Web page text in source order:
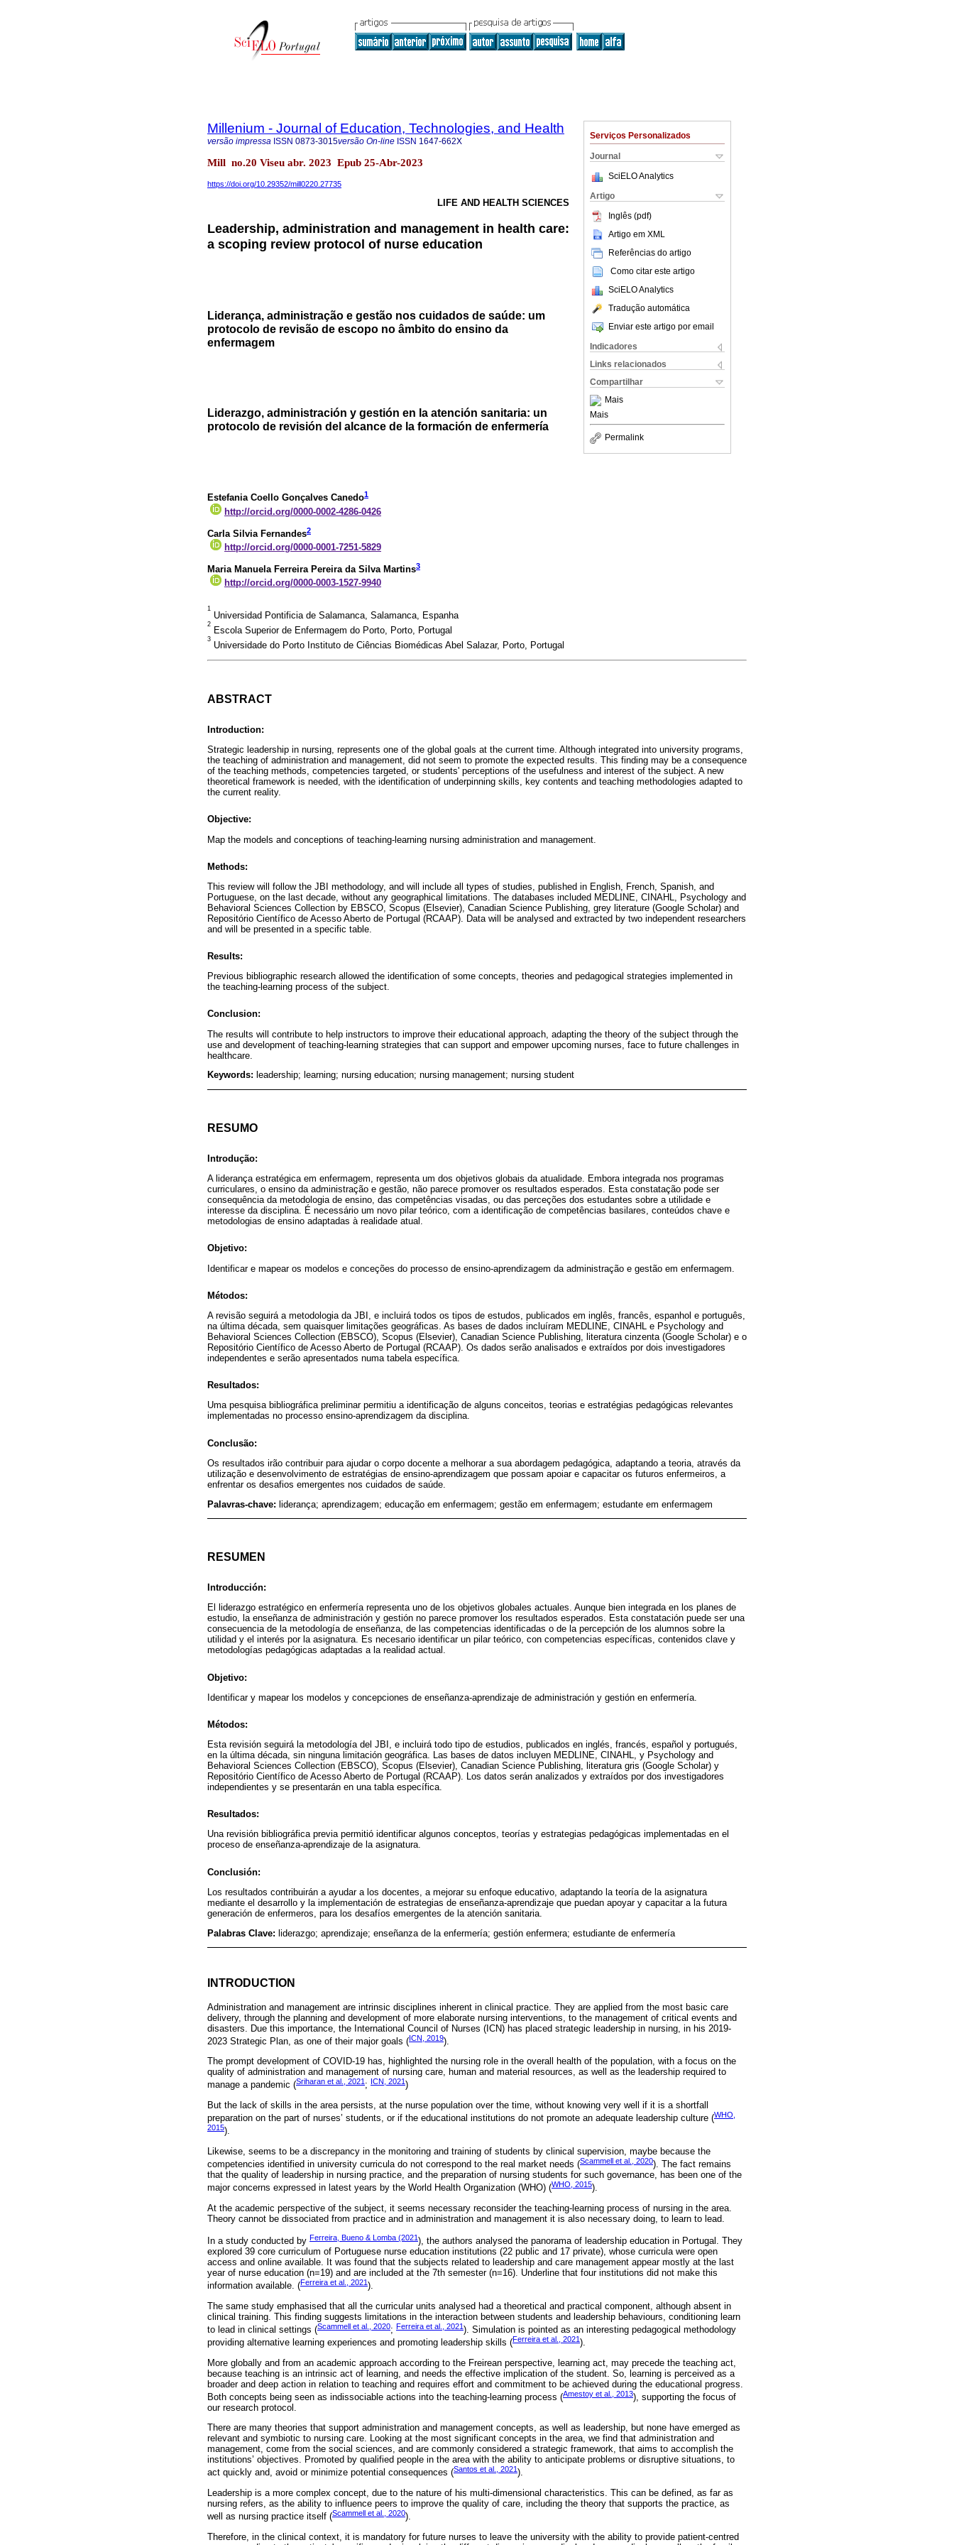
Serviços Personalizados
Journal
SciELO Analytics
Artigo
Inglês (pdf)
Artigo em XML
Referências do artigo
Como citar este artigo
SciELO Analytics
Tradução automática
Enviar este artigo por email
Indicadores
Links relacionados
Compartilhar
Mais
Mais
Permalink
Millenium - Journal of Education, Technologies, and Health
versão impressa ISSN 0873-3015versão On-line ISSN 1647-662X
Mill no.20 Viseu abr. 2023 Epub 25-Abr-2023
https://doi.org/10.29352/mill0220.27735
LIFE AND HEALTH SCIENCES
Leadership, administration and management in health care:
a scoping review protocol of nurse education
Liderança, administração e gestão nos cuidados de saúde: um
protocolo de revisão de escopo no âmbito do ensino da
enfermagem
Liderazgo, administración y gestión en la atención sanitaria: un
protocolo de revisión del alcance de la formación de enfermería
Estefania Coello Gonçalves Canedo1
http://orcid.org/0000-0002-4286-0426
Carla Silvia Fernandes2
http://orcid.org/0000-0001-7251-5829
Maria Manuela Ferreira Pereira da Silva Martins3
http://orcid.org/0000-0003-1527-9940
1
Universidad Pontificia de Salamanca, Salamanca, Espanha
2
Escola Superior de Enfermagem do Porto, Porto, Portugal
3
Universidade do Porto Instituto de Ciências Biomédicas Abel Salazar, Porto, Portugal
ABSTRACT
Introduction:
Strategic leadership in nursing, represents one of the global goals at the current time. Although integrated into university programs,
the teaching of administration and management, did not seem to promote the expected results. This finding may be a consequence
of the teaching methods, competencies targeted, or students' perceptions of the usefulness and interest of the subject. A new
theoretical framework is needed, with the identification of underpinning skills, key contents and teaching methodologies adapted to
the current reality.
Objective:
Map the models and conceptions of teaching-learning nursing administration and management.
Methods:
This review will follow the JBI methodology, and will include all types of studies, published in English, French, Spanish, and
Portuguese, on the last decade, without any geographical limitations. The databases included MEDLINE, CINAHL, Psychology and
Behavioral Sciences Collection by EBSCO, Scopus (Elsevier), Canadian Science Publishing, grey literature (Google Scholar) and
Repositório Científico de Acesso Aberto de Portugal (RCAAP). Data will be analysed and extracted by two independent researchers
and will be presented in a specific table.
Results:
Previous bibliographic research allowed the identification of some concepts, theories and pedagogical strategies implemented in
the teaching-learning process of the subject.
Conclusion:
The results will contribute to help instructors to improve their educational approach, adapting the theory of the subject through the
use and development of teaching-learning strategies that can support and empower upcoming nurses, face to future challenges in
healthcare.
Keywords: leadership; learning; nursing education; nursing management; nursing student
RESUMO
Introdução:
A liderança estratégica em enfermagem, representa um dos objetivos globais da atualidade. Embora integrada nos programas
curriculares, o ensino da administração e gestão, não parece promover os resultados esperados. Esta constatação pode ser
consequência da metodologia de ensino, das competências visadas, ou das perceções dos estudantes sobre a utilidade e
interesse da disciplina. É necessário um novo pilar teórico, com a identificação de competências basilares, conteúdos chave e
metodologias de ensino adaptadas à realidade atual.
Objetivo:
Identificar e mapear os modelos e conceções do processo de ensino-aprendizagem da administração e gestão em enfermagem.
Métodos:
A revisão seguirá a metodologia da JBI, e incluirá todos os tipos de estudos, publicados em inglês, francês, espanhol e português,
na última década, sem quaisquer limitações geográficas. As bases de dados incluíram MEDLINE, CINAHL e Psychology and
Behavioral Sciences Collection (EBSCO), Scopus (Elsevier), Canadian Science Publishing, literatura cinzenta (Google Scholar) e o
Repositório Científico de Acesso Aberto de Portugal (RCAAP). Os dados serão analisados e extraídos por dois investigadores
independentes e serão apresentados numa tabela específica.
Resultados:
Uma pesquisa bibliográfica preliminar permitiu a identificação de alguns conceitos, teorias e estratégias pedagógicas relevantes
implementadas no processo ensino-aprendizagem da disciplina.
Conclusão:
Os resultados irão contribuir para ajudar o corpo docente a melhorar a sua abordagem pedagógica, adaptando a teoria, através da
utilização e desenvolvimento de estratégias de ensino-aprendizagem que possam apoiar e capacitar os futuros enfermeiros, a
enfrentar os desafios emergentes nos cuidados de saúde.
Palavras-chave: liderança; aprendizagem; educação em enfermagem; gestão em enfermagem; estudante em enfermagem
RESUMEN
Introducción:
El liderazgo estratégico en enfermería representa uno de los objetivos globales actuales. Aunque bien integrada en los planes de
estudio, la enseñanza de administración y gestión no parece promover los resultados esperados. Esta constatación puede ser una
consecuencia de la metodología de enseñanza, de las competencias identificadas o de la percepción de los alumnos sobre la
utilidad y el interés por la asignatura. Es necesario identificar un pilar teórico, con competencias específicas, contenidos clave y
metodologías pedagógicas adaptadas a la realidad actual.
Objetivo:
Identificar y mapear los modelos y concepciones de enseñanza-aprendizaje de administración y gestión en enfermería.
Métodos:
Esta revisión seguirá la metodología del JBI, e incluirá todo tipo de estudios, publicados en inglés, francés, español y portugués,
en la última década, sin ninguna limitación geográfica. Las bases de datos incluyen MEDLINE, CINAHL, y Psychology and
Behavioral Sciences Collection (EBSCO), Scopus (Elsevier), Canadian Science Publishing, literatura gris (Google Scholar) y
Repositório Científico de Acesso Aberto de Portugal (RCAAP). Los datos serán analizados y extraídos por dos investigadores
independientes y se presentarán en una tabla específica.
Resultados:
Una revisión bibliográfica previa permitió identificar algunos conceptos, teorías y estrategias pedagógicas implementadas en el
proceso de enseñanza-aprendizaje de la asignatura.
Conclusión:
Los resultados contribuirán a ayudar a los docentes, a mejorar su enfoque educativo, adaptando la teoría de la asignatura
mediante el desarrollo y la implementación de estrategias de enseñanza-aprendizaje que puedan apoyar y capacitar a la futura
generación de enfermeros, para los desafíos emergentes de la atención sanitaria.
Palabras Clave: liderazgo; aprendizaje; enseñanza de la enfermería; gestión enfermera; estudiante de enfermería
INTRODUCTION
Administration and management are intrinsic disciplines inherent in clinical practice. They are applied from the most basic care
delivery, through the planning and development of more elaborate nursing interventions, to the management of critical events and
disasters. Due this importance, the International Council of Nurses (ICN) has placed strategic leadership in nursing, in his 2019-
2023 Strategic Plan, as one of their major goals (ICN, 2019).
The prompt development of COVID-19 has, highlighted the nursing role in the overall health of the population, with a focus on the
quality of administration and management of nursing care, human and material resources, as well as the leadership required to
manage a pandemic (Sriharan et al., 2021 ; ICN, 2021 )
But the lack of skills in the area persists, at the nurse population over the time, without knowing very well if it is a shortfall
preparation on the part of nurses’ students, or if the educational institutions do not promote an adequate leadership culture (WHO,
2015).
Likewise, seems to be a discrepancy in the monitoring and training of students by clinical supervision, maybe because the
competencies identified in university curricula do not correspond to the real market needs (Scammell et al., 2020). The fact remains
that the quality of leadership in nursing practice, and the preparation of nursing students for such governance, has been one of the
major concerns expressed in latest years by the World Health Organization (WHO) (WHO, 2015).
At the academic perspective of the subject, it seems necessary reconsider the teaching-learning process of nursing in the area.
Theory cannot be dissociated from practice and in administration and management it is also necessary doing, to learn to lead.
In a study conducted by Ferreira, Bueno & Lomba (2021), the authors analysed the panorama of leadership education in Portugal. They
explored 39 core curriculum of Portuguese nurse education institutions (22 public and 17 private), whose curricula were open
access and online available. It was found that the subjects related to leadership and care management appear mostly at the last
year of nurse education (n=19) and are included at the 7th semester (n=16). Underline that four institutions did not make this
information available. (Ferreira et al., 2021 ).
The same study emphasised that all the curricular units analysed had a theoretical and practical component, although absent in
clinical training. This finding suggests limitations in the interaction between students and leadership behaviours, conditioning learn
to lead in clinical settings (Scammell et al., 2020; Ferreira et al., 2021). Simulation is pointed as an interesting pedagogical methodology
providing alternative learning experiences and promoting leadership skills (Ferreira et al., 2021 ).
More globally and from an academic approach according to the Freirean perspective, learning act, may precede the teaching act,
because teaching is an intrinsic act of learning, and needs the effective implication of the student. So, learning is perceived as a
broader and deep action in relation to teaching and requires effort and commitment to be achieved during the educational progress.
Both concepts being seen as indissociable actions into the teaching-learning process (Amestoy et al., 2013), supporting the focus of
our research protocol.
There are many theories that support administration and management concepts, as well as leadership, but none have emerged as
relevant and symbiotic to nursing care. Looking at the most significant concepts in the area, we find that administration and
management, come from the social sciences, and are commonly considered a strategic framework, that aims to accomplish the
institutions’ objectives. Promoted by qualified people in the area with the ability to anticipate problems or disruptive situations, to
act quickly and, avoid or minimize potential consequences (Santos et al., 2021).
Leadership is a more complex concept, due to the nature of his multi-dimensional characteristics. This can be defined, as far as
nursing refers, as the ability to influence peers to improve the quality of care, including the theory that supports the practice, as
well as nursing practice itself (Scammell et al., 2020).
Therefore, in the clinical context, it is mandatory for future nurses to leave the university with the ability to provide patient-centred